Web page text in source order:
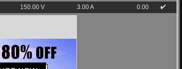
150.00 V 3.00 A 0.00
✔️